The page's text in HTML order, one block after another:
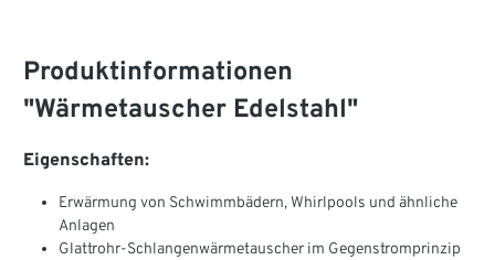
Produktinformationen
"Wärmetauscher Edelstahl"
Eigenschaften:
Erwärmung von Schwimmbädern, Whirlpools und ähnliche
Anlagen
Glattrohr-Schlangenwärmetauscher im Gegenstromprinzip